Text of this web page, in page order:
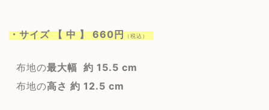
・サイズ 【 中 】 660円 （税込）
布地の最大幅 約 15.5 cm
布地の高さ 約 12.5 cm